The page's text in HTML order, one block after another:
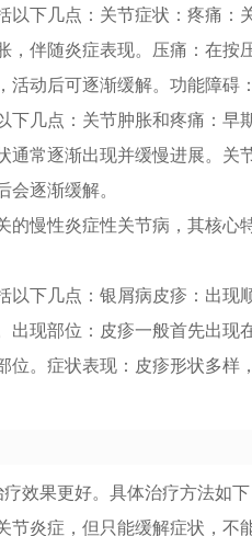
以下几点：关节症状：疼痛：
，伴随炎症表现。压痛：在按
活动后可逐渐缓解。功能障碍
下几点：关节肿胀和疼痛：早
通常逐渐出现并缓慢进展。关
会逐渐缓解。
的慢性炎症性关节病，其核心
以下几点：银屑病皮疹：出现
现部位：皮疹一般首先出现
位。症状表现：皮疹形状多样
效果更好。具体治疗方法如
节炎症，但只能缓解症状，不